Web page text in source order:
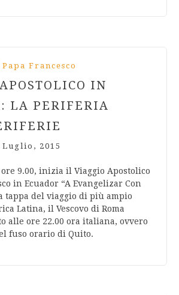
Francesco
IN
LA PERIFERIA
Luglio, 2015
9.00, inizia il Viaggio Apostolico
in Ecuador “A Evangelizar Con
tappa del viaggio di più ampio
Latina, il Vescovo di Roma
alle ore 22.00 ora italiana, ovvero
fuso orario di Quito.